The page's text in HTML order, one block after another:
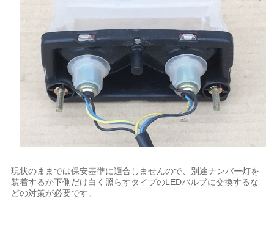
現状のままでは保安基準に適合しませんので、別途ナンバー灯を
装着するか下側だけ白く照らすタイプのLEDバルブに交換するな
どの対策が必要です。